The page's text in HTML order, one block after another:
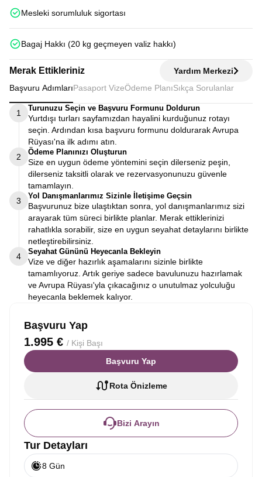
Mesleki sorumluluk sigortası
Bagaj Hakkı (20 kg geçmeyen valiz hakkı)
Merak Ettikleriniz
Yardım Merkezi
Başvuru AdımlarıPasaport VizeÖdeme Planı Sıkça Sorulanlar
1
Turunuzu Seçin ve Başvuru Formunu Doldurun
Yurtdışı turları sayfamızdan hayalini kurduğunuz rotayı
seçin. Ardından kısa başvuru formunu doldurarak Avrupa
Rüyası'na ilk adımı atın.
2
Ödeme Planınızı Oluşturun
Size en uygun ödeme yöntemini seçin dilerseniz peşin,
dilerseniz taksitli olarak ve rezervasyonunuzu güvenle
tamamlayın.
3
Yol Danışmanlarımız Sizinle İletişime Geçsin
Başvurunuz bize ulaştıktan sonra, yol danışmanlarımız sizi
arayarak tüm süreci birlikte planlar. Merak ettiklerinizi
rahatlıkla sorabilir, size en uygun seyahat detaylarını birlikte
netleştirebilirsiniz.
4
Seyahat Gününü Heyecanla Bekleyin
Vize ve diğer hazırlık aşamalarını sizinle birlikte
tamamlıyoruz. Artık geriye sadece bavulunuzu hazırlamak
ve Avrupa Rüyası'yla çıkacağınız o unutulmaz yolculuğu
heyecanla beklemek kalıyor.
Başvuru Yap
1.995 € / Kişi Başı
Başvuru Yap
Rota Önizleme
Bizi Arayın
Tur Detayları
8 Gün